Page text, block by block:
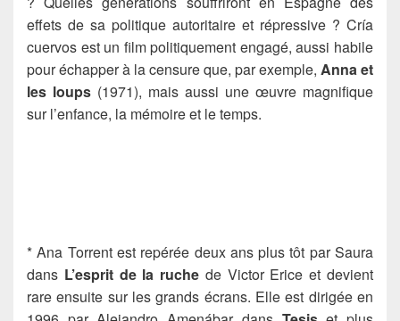
effets de sa politique autoritaire et répressive ? Cría
cuervos est un film politiquement engagé, aussi habile
pour échapper à la censure que, par exemple, Anna et
les loups (1971), mais aussi une œuvre magnifique
sur l’enfance, la mémoire et le temps.
* Ana Torrent est repérée deux ans plus tôt par Saura
dans L’esprit de la ruche de Victor Erice et devient
rare ensuite sur les grands écrans. Elle est dirigée en